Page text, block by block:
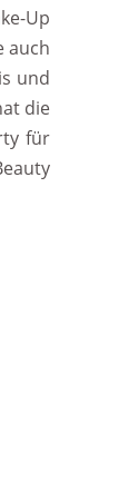
Up
auch
und
die
für